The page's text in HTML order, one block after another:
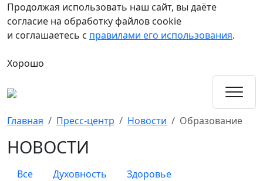
Продолжая использовать наш сайт, вы даёте
согласие на обработку файлов cookie
и соглашаетесь с правилами его использования.
Хорошо
Главная Пресс-центр Новости Образование
НОВОСТИ
Все Духовность
Здоровье